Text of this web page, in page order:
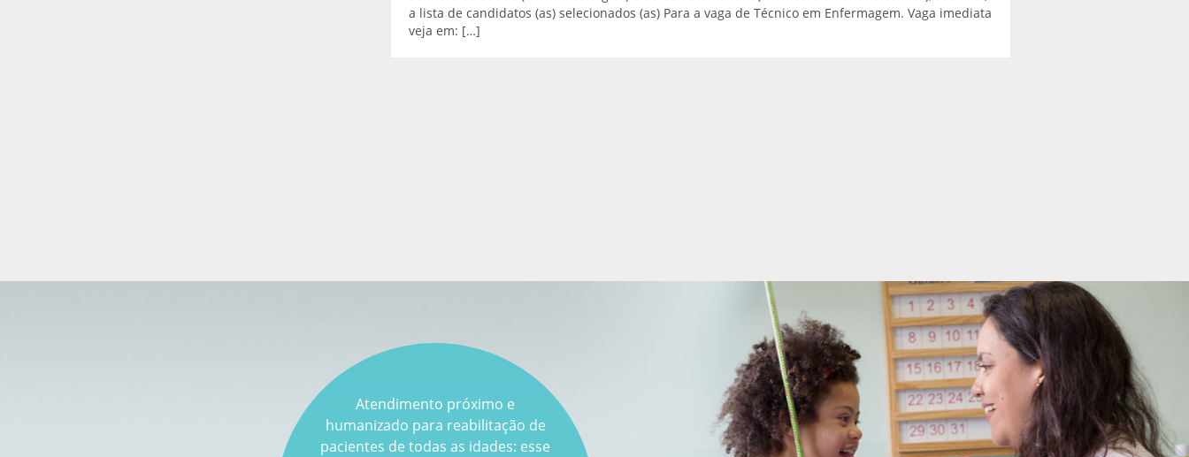
Triagem Auditiva
Neonatal - TAN
a lista de candidatos (as) selecionados (as) Para a vaga de Técnico em Enfermagem. Vaga imediata
veja em: […]
Atendimento próximo e
humanizado para reabilitação de
pacientes de todas as idades: esse